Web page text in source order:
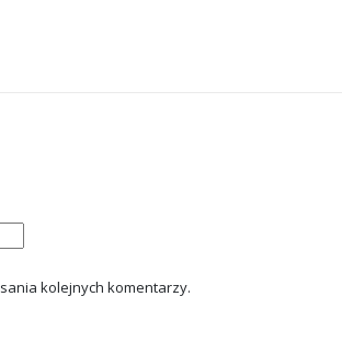
kolejnych komentarzy.